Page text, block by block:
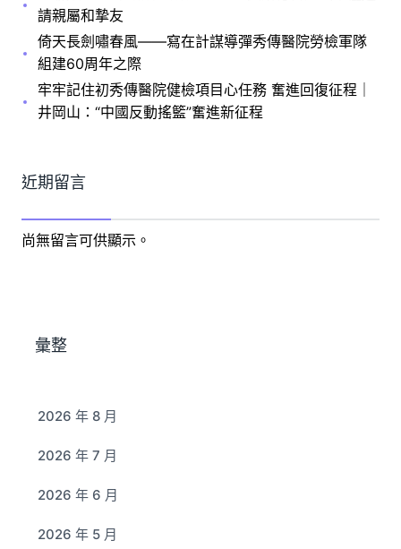
請親屬和摯友
倚天長劍嘯春風——寫在計謀導彈秀傳醫院勞檢軍隊
組建60周年之際
牢牢記住初秀傳醫院健檢項目心任務 奮進回復征程｜
井岡山：“中國反動搖籃”奮進新征程
近期留言
尚無留言可供顯示。
彙整
2026 年 8 月
2026 年 7 月
2026 年 6 月
2026 年 5 月